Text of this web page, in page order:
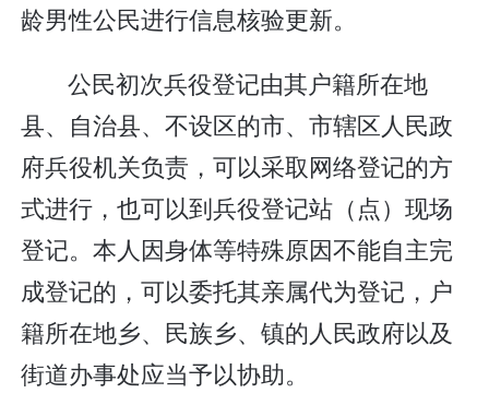
龄男性公民进行信息核验更新。
公民初次兵役登记由其户籍所在地
县、自治县、不设区的市、市辖区人民政
府兵役机关负责，可以采取网络登记的方
式进行，也可以到兵役登记站（点）现场
登记。本人因身体等特殊原因不能自主完
成登记的，可以委托其亲属代为登记，户
籍所在地乡、民族乡、镇的人民政府以及
街道办事处应当予以协助。